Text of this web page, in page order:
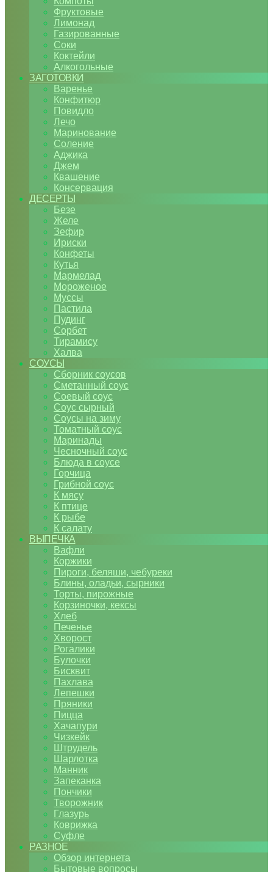
Фруктовые
Лимонад
Газированные
Соки
Коктейли
Алкогольные
ЗАГОТОВКИ
Варенье
Конфитюр
Повидло
Лечо
Маринование
Соление
Аджика
Джем
Квашение
Консервация
ДЕСЕРТЫ
Безе
Желе
Зефир
Ириски
Конфеты
Кутья
Мармелад
Мороженое
Муссы
Пастила
Пудинг
Сорбет
Тирамису
Халва
СОУСЫ
Сборник соусов
Сметанный соус
Соевый соус
Соус сырный
Соусы на зиму
Томатный соус
Маринады
Чесночный соус
Блюда в соусе
Горчица
Грибной соус
К мясу
К птице
К рыбе
К салату
ВЫПЕЧКА
Вафли
Коржики
Пироги, беляши, чебуреки
Блины, оладьи, сырники
Торты, пирожные
Корзиночки, кексы
Хлеб
Печенье
Хворост
Рогалики
Булочки
Бисквит
Пахлава
Лепешки
Пряники
Пицца
Хачапури
Чизкейк
Штрудель
Шарлотка
Манник
Запеканка
Пончики
Творожник
Глазурь
Коврижка
Суфле
РАЗНОЕ
Обзор интернета
Бытовые вопросы